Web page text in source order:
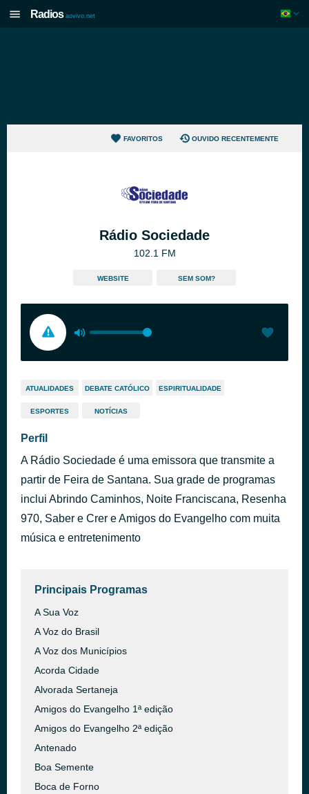
Radios aovivo.net
FAVORITOS OUVIDO RECENTEMENTE
Rádio Sociedade
102.1 FM
WEBSITE SEM SOM?
ATUALIDADES DEBATE CATÓLICO ESPIRITUALIDADE
ESPORTES NOTÍCIAS
Perfil
A Rádio Sociedade é uma emissora que transmite a
partir de Feira de Santana. Sua grade de programas
inclui Abrindo Caminhos, Noite Franciscana, Resenha
970, Saber e Crer e Amigos do Evangelho com muita
música e entretenimento
Principais Programas
A Sua Voz
A Voz do Brasil
A Voz dos Municípios
Acorda Cidade
Alvorada Sertaneja
Amigos do Evangelho 1ª edição
Amigos do Evangelho 2ª edição
Antenado
Boa Semente
Boca de Forno